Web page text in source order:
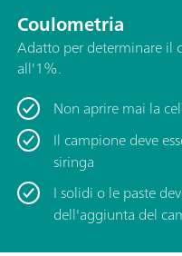
Coulometria
Adatto per determinare il
all'1%.
Non aprire mai la
Il campione deve
siringa
I solidi o le paste
dell'aggiunta del